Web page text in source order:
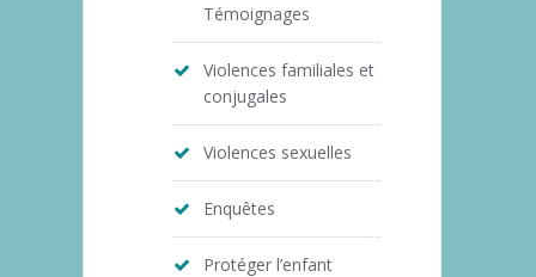
Témoignages
Violences familiales et
conjugales
Violences sexuelles
Enquêtes
Protéger l’enfant